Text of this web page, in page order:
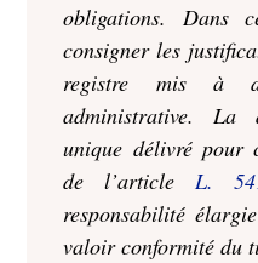
obligations. Dans
consigner les
registre mis à
administrative. La
unique délivré pour
de l’articleL.
responsabilité
valoir conformité du